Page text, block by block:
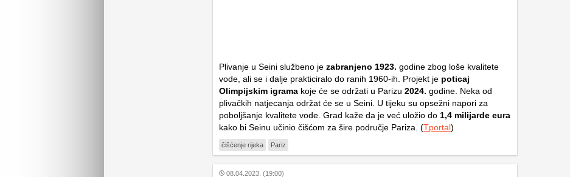
Plivanje u Seini službeno je zabranjeno 1923. godine zbog loše kvalitete
vode, ali se i dalje prakticiralo do ranih 1960-ih. Projekt je poticaj
Olimpijskim igrama koje će se održati u Parizu 2024. godine. Neka od
plivačkih natjecanja održat će se u Seini. U tijeku su opsežni napori za
poboljšanje kvalitete vode. Grad kaže da je već uložio do 1,4 milijarde eura
kako bi Seinu učinio čišćom za šire područje Pariza. (Tportal)
čišćenje rijeka Pariz
08.04.2023. (19:00)